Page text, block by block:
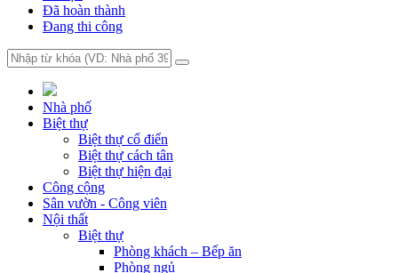
Đã hoàn thành
Đang thi công
Nhà phố
Biệt thự
Biệt thự cổ điển
Biệt thự cách tân
Biệt thự hiện đại
Công cộng
Sân vườn - Công viên
Nội thất
Biệt thự
Phòng khách – Bếp ăn
Phòng ngủ